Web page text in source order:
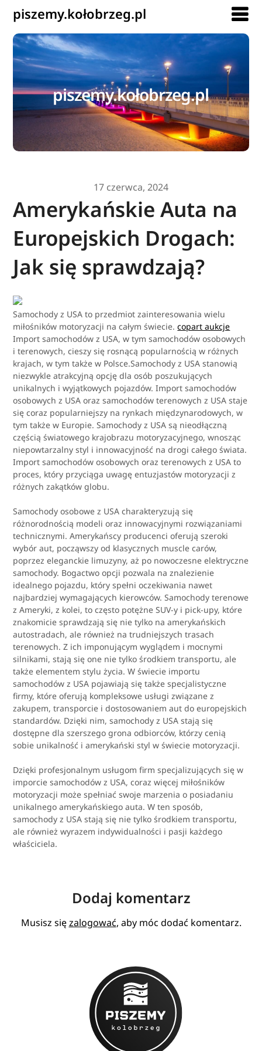
piszemy.kołobrzeg.pl
piszemy.kołobrzeg.pl
17 czerwca, 2024
Amerykańskie Auta na
Europejskich Drogach:
Jak się sprawdzają?
Samochody z USA to przedmiot zainteresowania wielu
miłośników motoryzacji na całym świecie.copart aukcje
Import samochodów z USA, w tym samochodów osobowych
i terenowych, cieszy się rosnącą popularnością w różnych
krajach, w tym także w Polsce.Samochody z USA stanowią
niezwykle atrakcyjną opcję dla osób poszukujących
unikalnych i wyjątkowych pojazdów. Import samochodów
osobowych z USA oraz samochodów terenowych z USA staje
się coraz popularniejszy na rynkach międzynarodowych, w
tym także w Europie. Samochody z USA są nieodłączną
częścią światowego krajobrazu motoryzacyjnego, wnosząc
niepowtarzalny styl i innowacyjność na drogi całego świata.
Import samochodów osobowych oraz terenowych z USA to
proces, który przyciąga uwagę entuzjastów motoryzacji z
różnych zakątków globu.
Samochody osobowe z USA charakteryzują się
różnorodnością modeli oraz innowacyjnymi rozwiązaniami
technicznymi. Amerykańscy producenci oferują szeroki
wybór aut, począwszy od klasycznych muscle carów,
poprzez eleganckie limuzyny, aż po nowoczesne elektryczne
samochody. Bogactwo opcji pozwala na znalezienie
idealnego pojazdu, który spełni oczekiwania nawet
najbardziej wymagających kierowców. Samochody terenowe
z Ameryki, z kolei, to często potężne SUV-y i pick-upy, które
znakomicie sprawdzają się nie tylko na amerykańskich
autostradach, ale również na trudniejszych trasach
terenowych. Z ich imponującym wyglądem i mocnymi
silnikami, stają się one nie tylko środkiem transportu, ale
także elementem stylu życia. W świecie importu
samochodów z USA pojawiają się także specjalistyczne
firmy, które oferują kompleksowe usługi związane z
zakupem, transporcie i dostosowaniem aut do europejskich
standardów. Dzięki nim, samochody z USA stają się
dostępne dla szerszego grona odbiorców, którzy cenią
sobie unikalność i amerykański styl w świecie motoryzacji.
Dzięki profesjonalnym usługom firm specjalizujących się w
imporcie samochodów z USA, coraz więcej miłośników
motoryzacji może spełniać swoje marzenia o posiadaniu
unikalnego amerykańskiego auta. W ten sposób,
samochody z USA stają się nie tylko środkiem transportu,
ale również wyrazem indywidualności i pasji każdego
właściciela.
Dodaj komentarz
Musisz sięzalogować, aby móc dodać komentarz.